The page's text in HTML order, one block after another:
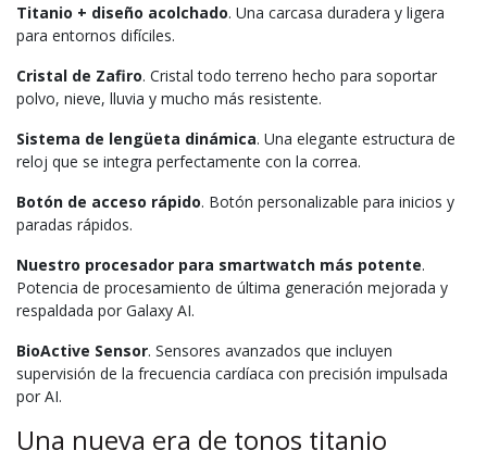
Titanio + diseño acolchado. Una carcasa duradera y ligera
para entornos difíciles.
Cristal de Zafiro. Cristal todo terreno hecho para soportar
polvo, nieve, lluvia y mucho más resistente.
Sistema de lengüeta dinámica. Una elegante estructura de
reloj que se integra perfectamente con la correa.
Botón de acceso rápido. Botón personalizable para inicios y
paradas rápidos.
Nuestro procesador para smartwatch más potente.
Potencia de procesamiento de última generación mejorada y
respaldada por Galaxy AI.
BioActive Sensor. Sensores avanzados que incluyen
supervisión de la frecuencia cardíaca con precisión impulsada
por AI.
Una nueva era de tonos titanio